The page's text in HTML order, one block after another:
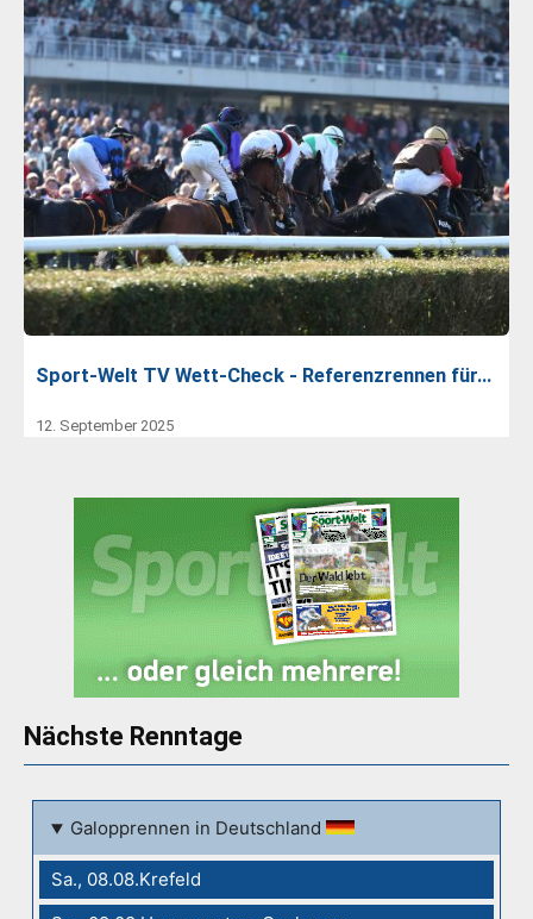
Sport-Welt TV Wett-Check - Referenzrennen für…
12. September 2025
Nächste Renntage
Galopprennen in Deutschland
Sa., 08.08.Krefeld